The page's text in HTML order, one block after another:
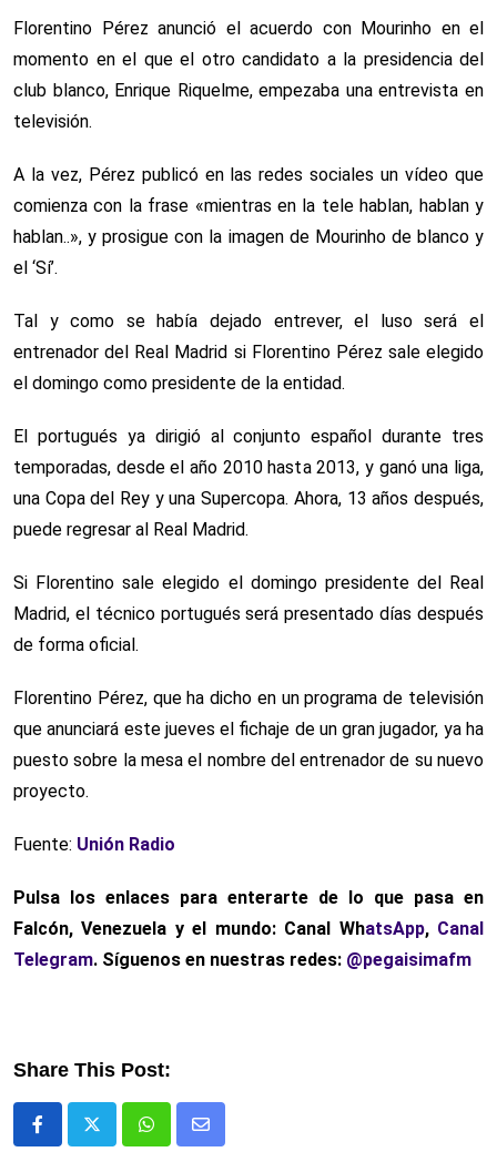
Florentino Pérez anunció el acuerdo con Mourinho en el
momento en el que el otro candidato a la presidencia del
club blanco, Enrique Riquelme, empezaba una entrevista en
televisión.
A la vez, Pérez publicó en las redes sociales un vídeo que
comienza con la frase «mientras en la tele hablan, hablan y
hablan..», y prosigue con la imagen de Mourinho de blanco y
el ‘Sí’.
Tal y como se había dejado entrever, el luso será el
entrenador del Real Madrid si Florentino Pérez sale elegido
el domingo como presidente de la entidad.
El portugués ya dirigió al conjunto español durante tres
temporadas, desde el año 2010 hasta 2013, y ganó una liga,
una Copa del Rey y una Supercopa. Ahora, 13 años después,
puede regresar al Real Madrid.
Si Florentino sale elegido el domingo presidente del Real
Madrid, el técnico portugués será presentado días después
de forma oficial.
Florentino Pérez, que ha dicho en un programa de televisión
que anunciará este jueves el fichaje de un gran jugador, ya ha
puesto sobre la mesa el nombre del entrenador de su nuevo
proyecto.
Fuente: Unión Radio
Pulsa los enlaces para enterarte de lo que pasa en
Falcón, Venezuela y el mundo: Canal WhatsApp, Canal
Telegram. Síguenos en nuestras redes: @pegaisimafm
Share This Post:
WhatsappComparte